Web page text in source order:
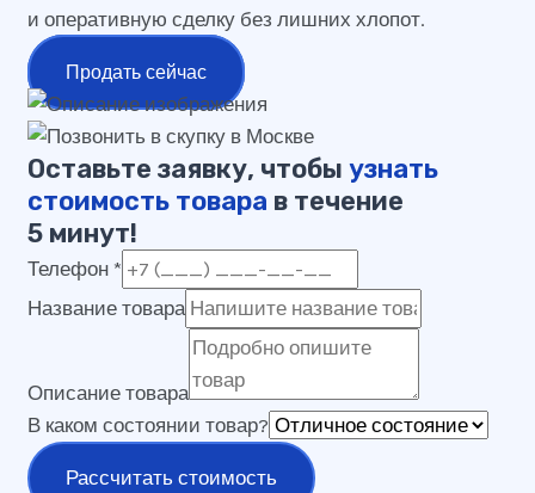
и оперативную сделку без лишних хлопот.
Продать сейчас
Оставьте заявку, чтобы узнать
стоимость товара в течение
5 минут!
Телефон *
Название товара
Описание товара
В каком состоянии товар?
Рассчитать стоимость